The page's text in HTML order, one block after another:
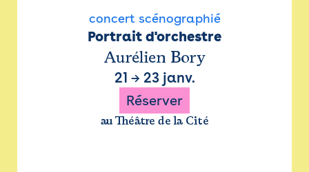
concert scénographié
Portrait d'orchestre
Aurélien Bory
21 → 23 janv.
Réserver
au Théâtre de la Cité